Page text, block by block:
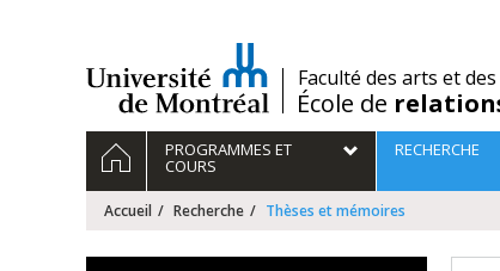
/Faculté des arts et des
École de
Navigation
principale
ACCUEILPROGRAMMES ET
COURS
RECHERCHE
Accueil Recherche Thèses et mémoires